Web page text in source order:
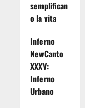
semplifican
o la vita
Inferno
NewCanto
XXXV:
Inferno
Urbano